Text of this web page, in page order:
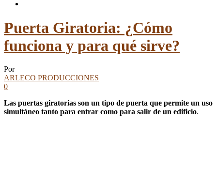
Puerta Giratoria: ¿Cómo
funciona y para qué sirve?
Por
ARLECO PRODUCCIONES
0
Las puertas giratorias son un tipo de puerta que permite un uso
simultáneo tanto para entrar como para salir de un edificio.